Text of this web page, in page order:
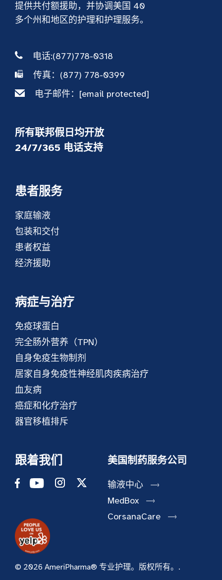
提供共付额援助，并协调美国 40
多个州和地区的护理和护理服务。
电话:(877)778-0318
传真：(877) 778-0399
电子邮件： [email protected]
所有联邦假日均开放
24/7/365 电话支持
患者服务
家庭输液
包装和交付
患者权益
经济援助
病症与治疗
免疫球蛋白
完全肠外营养（TPN）
自身免疫生物制剂
居家自身免疫性神经肌肉疾病治疗
血友病
癌症和化疗治疗
器官移植排斥
跟着我们 美国制药服务公司
输液中心
MedBox
CorsanaCare
© 2026 AmeriPharma® 专业护理。版权所有。.